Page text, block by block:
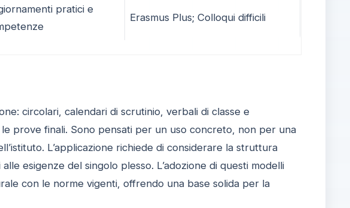
pratici e
Erasmus Plus; Colloqui difficili
circolari, calendari di scrutinio, verbali di classe e
prove finali. Sono pensati per un uso concreto, non per una
L’applicazione richiede di considerare la struttura
esigenze del singolo plesso. L’adozione di questi modelli
con le norme vigenti, offrendo una base solida per la